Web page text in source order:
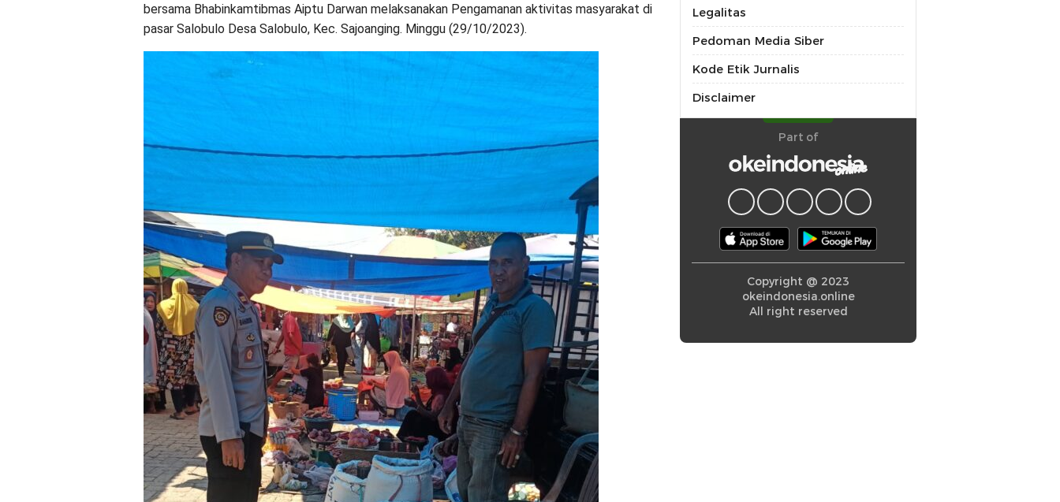
bersama Bhabinkamtibmas Aiptu Darwan melaksanakan Pengamanan aktivitas masyarakat di
pasar Salobulo Desa Salobulo, Kec. Sajoanging. Minggu (29/10/2023).
Legalitas
Pedoman Media Siber
Kode Etik Jurnalis
Disclaimer
Part of
Copyright @ 2023
okeindonesia.online
All right reserved